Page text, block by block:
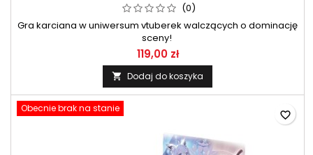
(0)
Gra karciana w uniwersum vtuberek walczących o dominację
sceny!
119,00 zł
 Dodaj do koszyka
Obecnie brak na stanie
favorite_border